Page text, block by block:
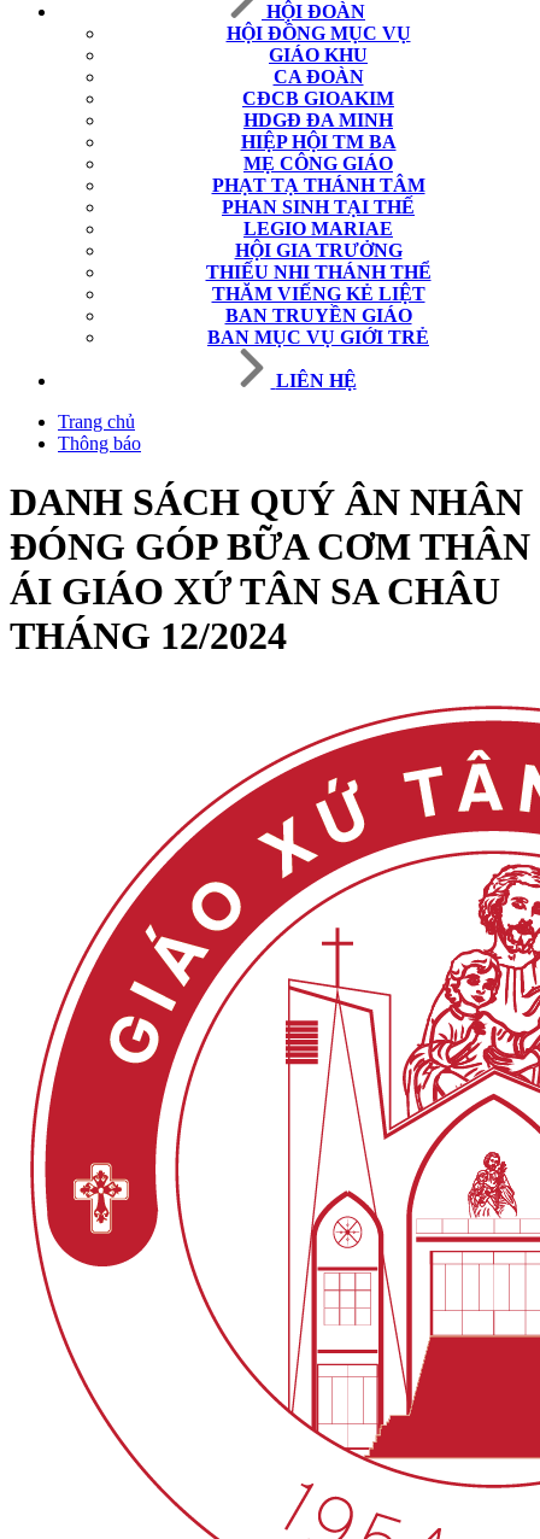
HỘI ĐOÀN
HỘI ĐỒNG MỤC VỤ
GIÁO KHU
CA ĐOÀN
CĐCB GIOAKIM
HDGĐ ĐA MINH
HIỆP HỘI TM BA
MẸ CÔNG GIÁO
PHẠT TẠ THÁNH TÂM
PHAN SINH TẠI THẾ
LEGIO MARIAE
HỘI GIA TRƯỞNG
THIẾU NHI THÁNH THỂ
THĂM VIẾNG KẺ LIỆT
BAN TRUYỀN GIÁO
BAN MỤC VỤ GIỚI TRẺ
LIÊN HỆ
Trang chủ
Thông báo
DANH SÁCH QUÝ ÂN NHÂN
ĐÓNG GÓP BỮA CƠM THÂN
ÁI GIÁO XỨ TÂN SA CHÂU
THÁNG 12/2024